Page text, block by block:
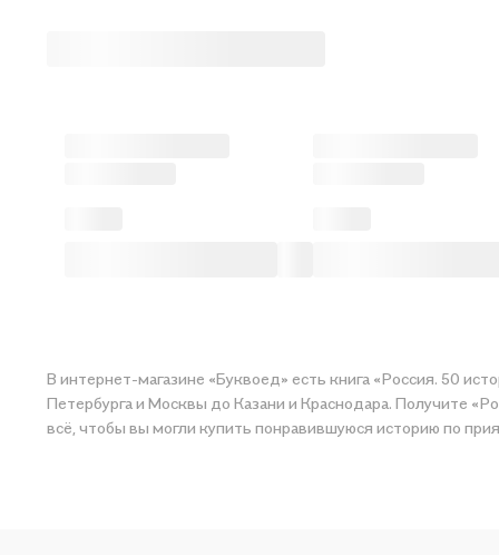
В интернет-магазине «Буквоед» есть книга «Россия. 50
Петербурга и Москвы до Казани и Краснодара. Получите
всё, чтобы вы могли купить